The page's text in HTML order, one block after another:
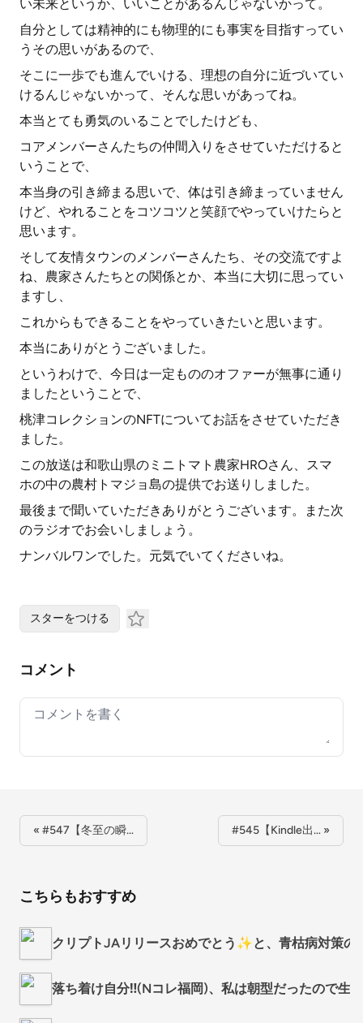
い未来というか、いいことがあるんじゃないかって。
自分としては精神的にも物理的にも事実を目指すってい
うその思いがあるので、
そこに一歩でも進んでいける、理想の自分に近づいてい
けるんじゃないかって、そんな思いがあってね。
本当とても勇気のいることでしたけども、
コアメンバーさんたちの仲間入りをさせていただけると
いうことで、
本当身の引き締まる思いで、体は引き締まっていません
けど、やれることをコツコツと笑顔でやっていけたらと
思います。
そして友情タウンのメンバーさんたち、その交流ですよ
ね、農家さんたちとの関係とか、本当に大切に思ってい
ますし、
これからもできることをやっていきたいと思います。
本当にありがとうございました。
というわけで、今日は一定もののオファーが無事に通り
ましたということで、
桃津コレクションのNFTについてお話をさせていただき
ました。
この放送は和歌山県のミニトマト農家HROさん、スマ
ホの中の農村トマジョ島の提供でお送りしました。
最後まで聞いていただきありがとうございます。また次
のラジオでお会いしましょう。
ナンバルワンでした。元気でいてくださいね。
スターをつける
コメント
Your comment
« #547【冬至の瞬… #545【Kindle出… »
こちらもおすすめ
クリプトJAリリースおめでとう✨と、青枯病対策の
落ち着け自分‼(Nコレ福岡)️、私は朝型だったので生